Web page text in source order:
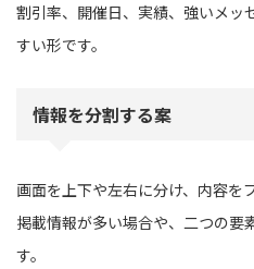
割引率、開催日、実績、強いメッ
すい形です。
情報を分割する案
画面を上下や左右に分け、内容を
掲載情報が多い場合や、二つの要
す。